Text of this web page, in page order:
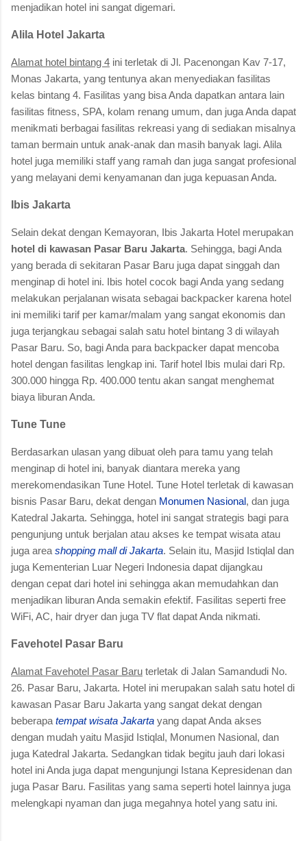
menjadikan hotel ini sangat digemari.
Alila Hotel Jakarta
Alamat hotel bintang 4 ini terletak di Jl. Pacenongan Kav 7-17,
Monas Jakarta, yang tentunya akan menyediakan fasilitas
kelas bintang 4. Fasilitas yang bisa Anda dapatkan antara lain
fasilitas fitness, SPA, kolam renang umum, dan juga Anda dapat
menikmati berbagai fasilitas rekreasi yang di sediakan misalnya
taman bermain untuk anak-anak dan masih banyak lagi. Alila
hotel juga memiliki staff yang ramah dan juga sangat profesional
yang melayani demi kenyamanan dan juga kepuasan Anda.
Ibis Jakarta
Selain dekat dengan Kemayoran, Ibis Jakarta Hotel merupakan
hotel di kawasan Pasar Baru Jakarta. Sehingga, bagi Anda
yang berada di sekitaran Pasar Baru juga dapat singgah dan
menginap di hotel ini. Ibis hotel cocok bagi Anda yang sedang
melakukan perjalanan wisata sebagai backpacker karena hotel
ini memiliki tarif per kamar/malam yang sangat ekonomis dan
juga terjangkau sebagai salah satu hotel bintang 3 di wilayah
Pasar Baru. So, bagi Anda para backpacker dapat mencoba
hotel dengan fasilitas lengkap ini. Tarif hotel Ibis mulai dari Rp.
300.000 hingga Rp. 400.000 tentu akan sangat menghemat
biaya liburan Anda.
Tune Tune
Berdasarkan ulasan yang dibuat oleh para tamu yang telah
menginap di hotel ini, banyak diantara mereka yang
merekomendasikan Tune Hotel. Tune Hotel terletak di kawasan
bisnis Pasar Baru, dekat dengan Monumen Nasional, dan juga
Katedral Jakarta. Sehingga, hotel ini sangat strategis bagi para
pengunjung untuk berjalan atau akses ke tempat wisata atau
juga area shopping mall di Jakarta. Selain itu, Masjid Istiqlal dan
juga Kementerian Luar Negeri Indonesia dapat dijangkau
dengan cepat dari hotel ini sehingga akan memudahkan dan
menjadikan liburan Anda semakin efektif. Fasilitas seperti free
WiFi, AC, hair dryer dan juga TV flat dapat Anda nikmati.
Favehotel Pasar Baru
Alamat Favehotel Pasar Baru terletak di Jalan Samandudi No.
26. Pasar Baru, Jakarta. Hotel ini merupakan salah satu hotel di
kawasan Pasar Baru Jakarta yang sangat dekat dengan
beberapa tempat wisata Jakarta yang dapat Anda akses
dengan mudah yaitu Masjid Istiqlal, Monumen Nasional, dan
juga Katedral Jakarta. Sedangkan tidak begitu jauh dari lokasi
hotel ini Anda juga dapat mengunjungi Istana Kepresidenan dan
juga Pasar Baru. Fasilitas yang sama seperti hotel lainnya juga
melengkapi nyaman dan juga megahnya hotel yang satu ini.